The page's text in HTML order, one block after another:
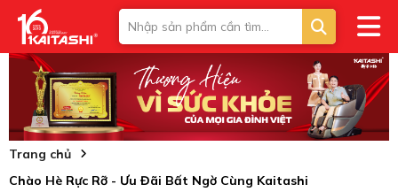
Trang chủ
Chào Hè Rực Rỡ - Ưu Đãi Bất Ngờ Cùng Kaitashi